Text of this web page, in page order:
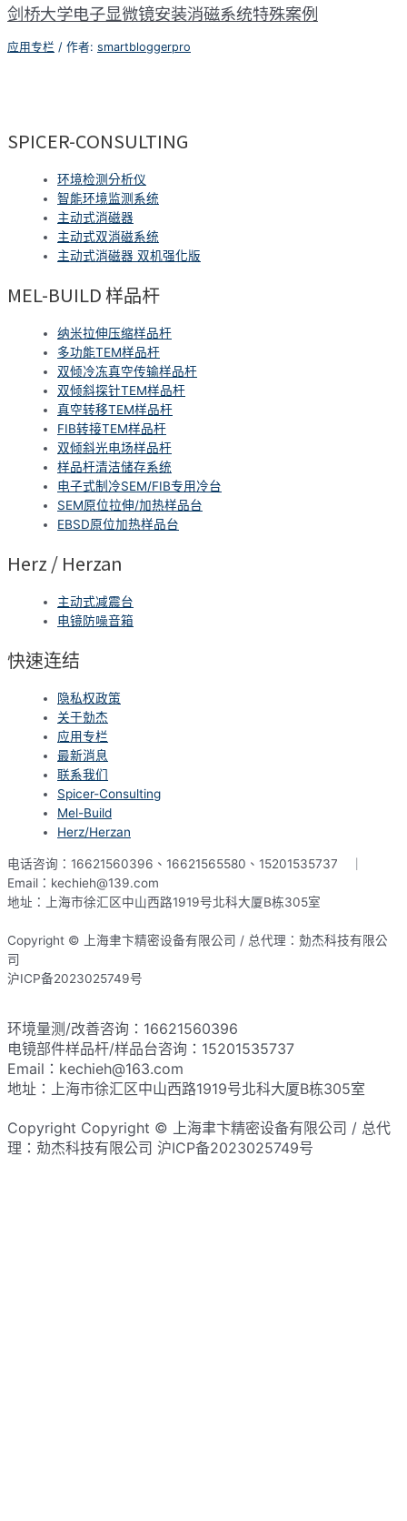
剑桥大学电子显微镜安装消磁系统特殊案例
应用专栏 / 作者: smartbloggerpro
SPICER-CONSULTING
环境检测分析仪
智能环境监测系统
主动式消磁器
主动式双消磁系统
主动式消磁器 双机强化版
MEL-BUILD 样品杆
纳米拉伸压缩样品杆
多功能TEM样品杆
双倾冷冻真空传输样品杆
双倾斜探针TEM样品杆
真空转移TEM样品杆
FIB转接TEM样品杆
双倾斜光电场样品杆
样品杆清洁储存系统
电子式制冷SEM/FIB专用冷台
SEM原位拉伸/加热样品台
EBSD原位加热样品台
Herz / Herzan
主动式减震台
电镜防噪音箱
快速连结
隐私权政策
关于勀杰
应用专栏
最新消息
联系我们
Spicer-Consulting
Mel-Build
Herz/Herzan
电话咨询：16621560396、16621565580、15201535737 ｜
Email：kechieh@139.com
地址：上海市徐汇区中山西路1919号北科大厦B栋305室
Copyright © 上海聿卞精密设备有限公司 / 总代理：勀杰科技有限公
司
沪ICP备2023025749号
环境量测/改善咨询：16621560396
电镜部件样品杆/样品台咨询：15201535737
Email：kechieh@163.com
地址：上海市徐汇区中山西路1919号北科大厦B栋305室
Copyright Copyright © 上海聿卞精密设备有限公司 / 总代
理：勀杰科技有限公司 沪ICP备2023025749号​